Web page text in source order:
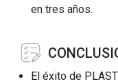
en tres años.
El éxito de